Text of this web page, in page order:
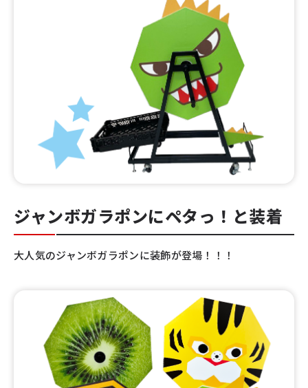
ジャンボガラポンにペタっ！と装着
大人気のジャンボガラポンに装飾が登場！！！